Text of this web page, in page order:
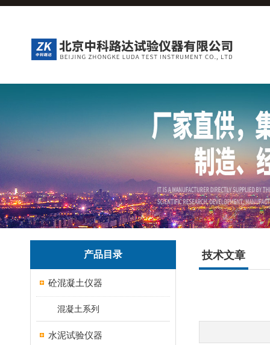
产品目录
砼混凝土仪器
混凝土系列
水泥试验仪器
技术文章